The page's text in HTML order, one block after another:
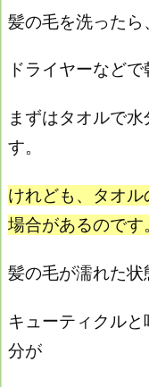
髪の毛を洗ったら
ドライヤーなど
まずはタオルで
す。
けれども、タオ
場合があるのです
髪の毛が濡れた状
キューティクル
分が